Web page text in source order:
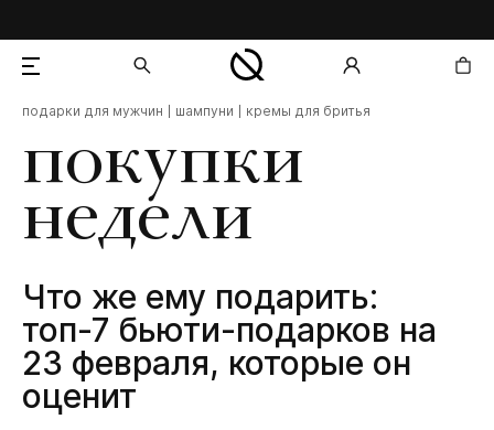
покупки
недели
Что же ему подарить:
топ-7 бьюти-подарков на
23 февраля, которые он
оценит
подарки для мужчин шампуни кремы для бритья